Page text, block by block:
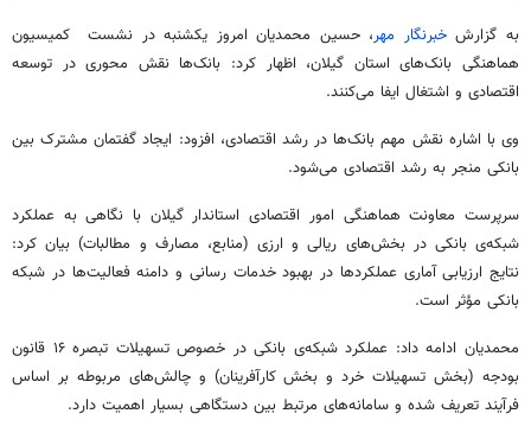
به گزارشخبرنگار مهر، حسین محمدیان امروز یکشنبه در نشست ️ کمیسیون
هماهنگی بانک‌های استان گیلان، اظهار کرد: بانک‌ها نقش محوری در توسعه
اقتصادی و اشتغال ایفا می‌کنند.
وی با اشاره نقش مهم بانک‌ها در رشد اقتصادی، افزود: ایجاد گفتمان مشترک بین
بانکی منجر به رشد اقتصادی می‌شود.
سرپرست معاونت هماهنگی امور اقتصادی استاندار گیلان با نگاهی به عملکرد
شبکه‌ی بانکی در بخش‌های ریالی و ارزی (منابع، مصارف و مطالبات) بیان کرد:
نتایج ارزیابی آماری عملکردها در بهبود خدمات رسانی و دامنه فعالیت‌ها در شبکه
بانکی مؤثر است.
محمدیان ادامه داد: عملکرد شبکه‌ی بانکی در خصوص تسهیلات تبصره ۱۶ قانون
بودجه (بخش تسهیلات خرد و بخش کارآفرینان) و چالش‌های مربوطه بر اساس
فرآیند تعریف شده و سامانه‌های مرتبط بین دستگاهی بسیار اهمیت دارد.